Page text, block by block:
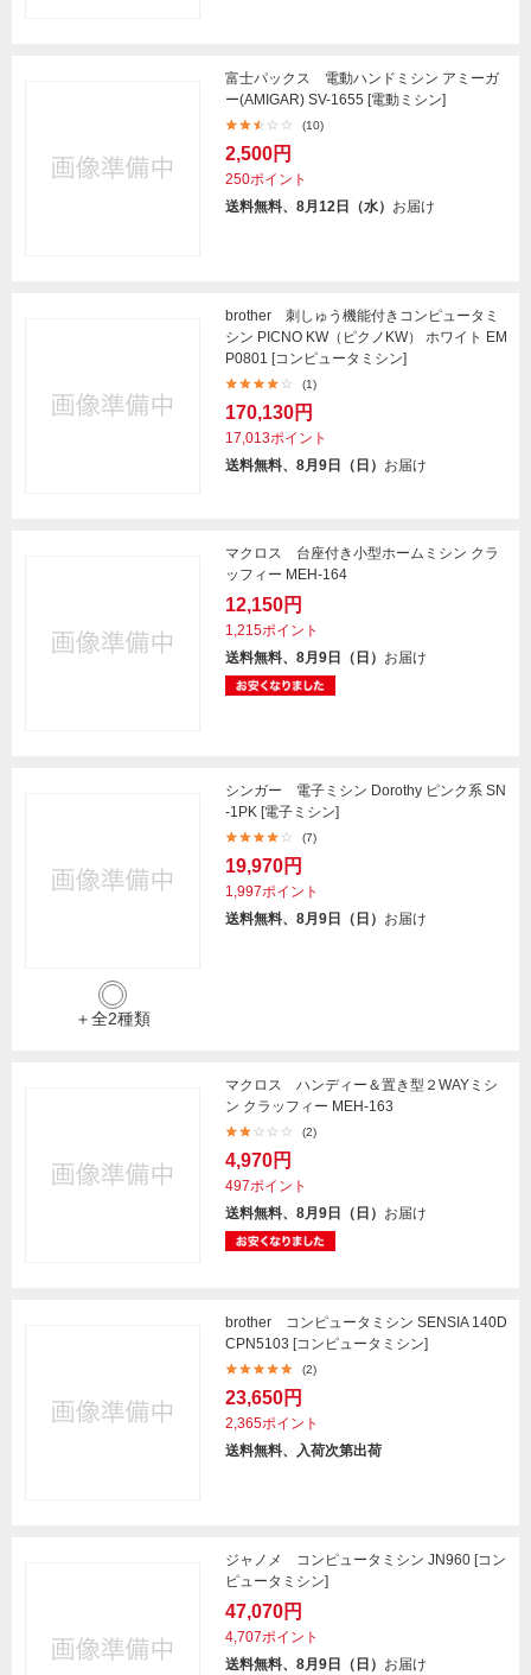
富士パックス 電動ハンドミシン アミーガ
ー(AMIGAR) SV-1655 [電動ミシン]
(10)
2,500円
250ポイント
送料無料、8月12日（水） お届け
brother 刺しゅう機能付きコンピュータミ
シン PICNO KW（ピクノKW） ホワイト EM
P0801 [コンピュータミシン]
(1)
170,130円
17,013ポイント
送料無料、8月9日（日） お届け
マクロス 台座付き小型ホームミシン クラ
ッフィー MEH-164
12,150円
1,215ポイント
送料無料、8月9日（日） お届け
＋全2種類
シンガー 電子ミシン Dorothy ピンク系 SN
-1PK [電子ミシン]
(7)
19,970円
1,997ポイント
送料無料、8月9日（日） お届け
マクロス ハンディー＆置き型２WAYミシ
ン クラッフィー MEH-163
(2)
4,970円
497ポイント
送料無料、8月9日（日） お届け
brother コンピュータミシン SENSIA 140D
CPN5103 [コンピュータミシン]
(2)
23,650円
2,365ポイント
送料無料、入荷次第出荷
ジャノメ コンピュータミシン JN960 [コン
ピュータミシン]
47,070円
4,707ポイント
送料無料、8月9日（日） お届け